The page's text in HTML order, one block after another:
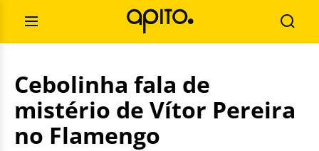
conteúdo
Abrir
Menu
por:
Cebolinha fala de
mistério de Vítor Pereira
no Flamengo